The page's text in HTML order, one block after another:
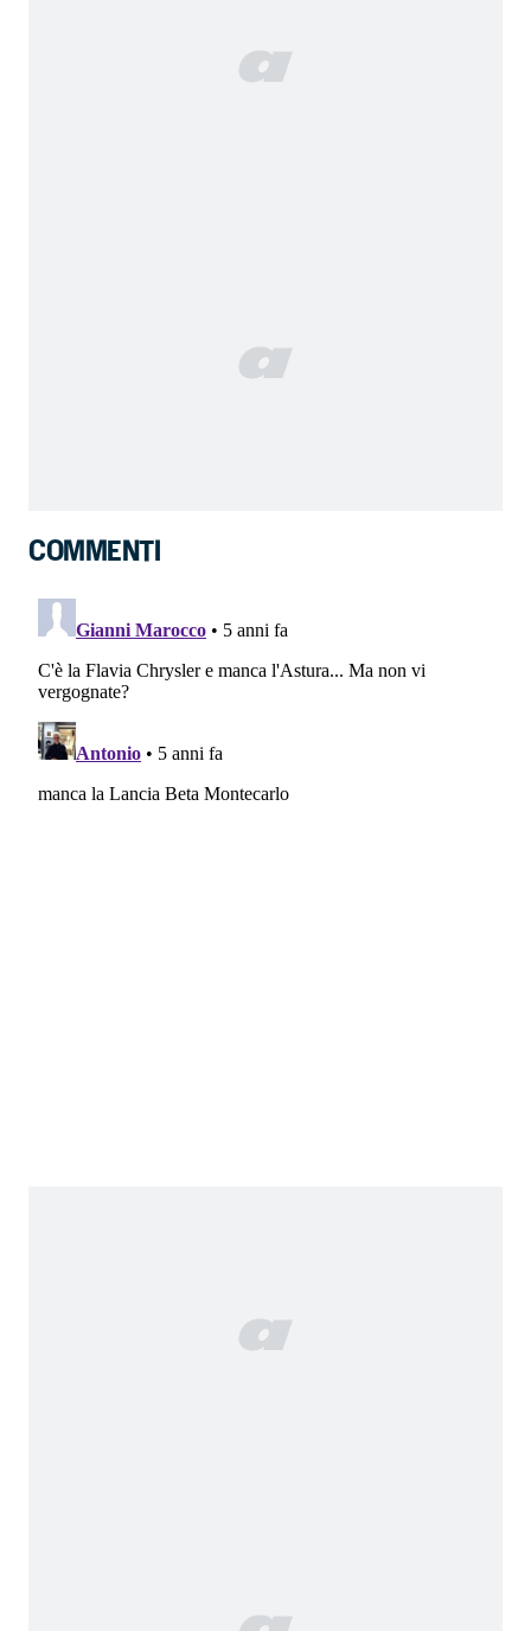
COMMENTI